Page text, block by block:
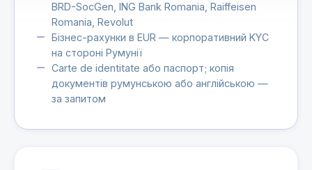
BRD-SocGen, ING Bank Romania, Raiffeisen
Romania, Revolut
Бізнес-рахунки в EUR — корпоративний KYC
на стороні Румунії
Carte de identitate або паспорт; копія
документів румунською або англійською —
за запитом